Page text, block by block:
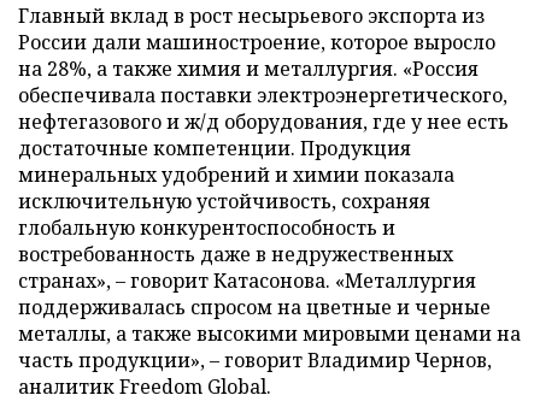
Главный вклад в рост несырьевого экспорта из
России дали машиностроение, которое выросло
на 28%, а также химия и металлургия. «Россия
обеспечивала поставки электроэнергетического,
нефтегазового и ж/д оборудования, где у нее есть
достаточные компетенции. Продукция
минеральных удобрений и химии показала
исключительную устойчивость, сохраняя
глобальную конкурентоспособность и
востребованность даже в недружественных
странах», – говорит Катасонова. «Металлургия
поддерживалась спросом на цветные и черные
металлы, а также высокими мировыми ценами на
часть продукции», – говорит Владимир Чернов,
аналитик Freedom Global.